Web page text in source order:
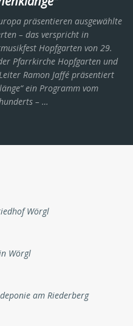
präsentieren ausgewählte
– das verspricht in
Hopfgarten von 29.
Pfarrkirche Hopfgarten und
Ramon Jaffé präsentiert
ein Programm vom
­– …
Wörgl
Wörgl
am Riederberg